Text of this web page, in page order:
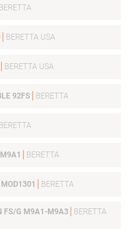
BERETTA USA
BERETTA USA
92FS BERETTA
BERETTA
BERETTA
FS/G M9A1-M9A3
BERETTA